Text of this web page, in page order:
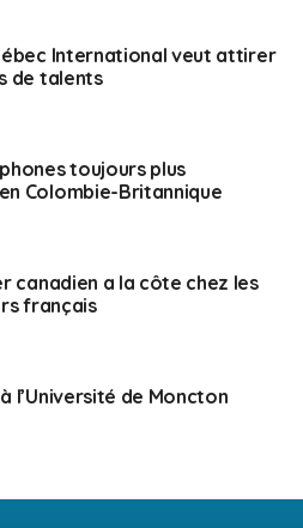
International veut attirer
de talents
toujours plus
Colombie-Britannique
canadien a la côte chez les
français
l’Université de Moncton